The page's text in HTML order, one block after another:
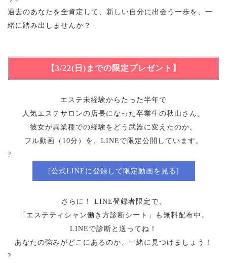
過去のあなたを全肯定して、新しい自分に出会う一歩を、一
緒に踏み出しませんか？
【3/22(日)までの限定プレゼント】
エステ未経験からたった半年で
人気エステサロンの店長になった卒業生の秋山さん。
彼女が異業種での経験をどう武器に変えたのか。
フル動画（10分）を、LINEで限定公開しています。
?
[公式LINEに登録して限定動画を見る]
さらに！ LINE登録者限定で、
「エステティシャン働き方診断シート」も無料配布中。
LINEで診断と送ってね！
あなたの強みがどこにあるのか、一緒に見つけましょう！
?